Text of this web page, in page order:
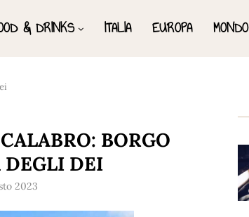
& DRINKS ITALIA EUROPA MONDO
BORGO
DEGLI DEI
2023